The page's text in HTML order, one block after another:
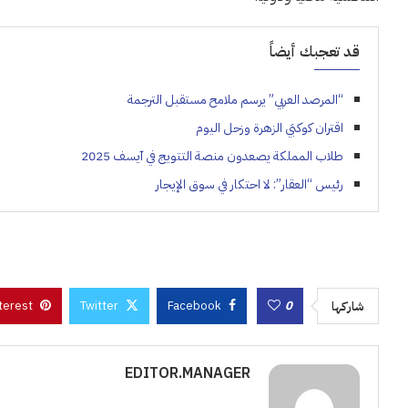
قد تعجبك أيضاً
“المرصد العربي” يرسم ملامح مستقبل الترجمة
اقتران كوكبَي الزهرة وزحل اليوم
طلاب المملكة يصعدون منصة التتويج في آيسف 2025
رئيس “العقار”: لا احتكار في سوق الإيجار
شاركها 0
Facebook
Twitter
EDITOR.MANAGER